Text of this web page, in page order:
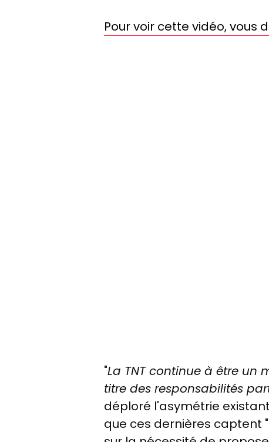
Pour voir cette vidéo, vous
"La TNT continue à être un
titre des responsabilités
déploré l'asymétrie
que ces dernières captent "